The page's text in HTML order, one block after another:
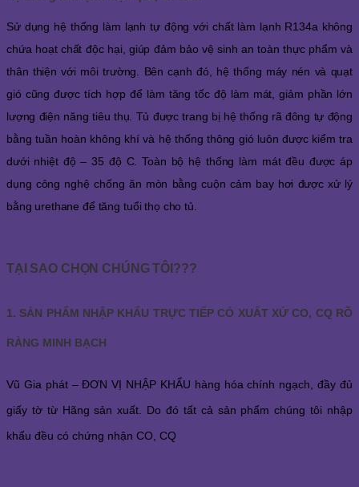
Sử dụng hệ thống làm lạnh tự động với chất làm lạnh R134a không
chứa hoạt chất độc hại, giúp đảm bảo vệ sinh an toàn thực phẩm và
thân thiện với môi trường. Bên cạnh đó, hệ thống máy nén và quạt
gió cũng được tích hợp để làm tăng tốc độ làm mát, giảm phần lớn
lượng điện năng tiêu thụ. Tủ được trang bị hệ thống rã đông tự động
bằng tuần hoàn không khí và hệ thống thông gió luôn được kiểm tra
dưới nhiệt độ – 35 độ C. Toàn bộ hệ thống làm mát đều được áp
dụng công nghệ chống ăn mòn bằng cuộn cảm bay hơi được xử lý
bằng urethane để tăng tuổi thọ cho tủ.
TẠI SAO CHỌN CHÚNG TÔI???
1. SẢN PHẨM NHẬP KHẨU TRỰC TIẾP CÓ XUẤT XỨ CO, CQ RÕ
RÀNG MINH BẠCH
Vũ Gia phát – ĐƠN VỊ NHẬP KHẨU hàng hóa chính ngạch, đầy đủ
giấy tờ từ Hãng sản xuất. Do đó tất cả sản phẩm chúng tôi nhập
khẩu đều có chứng nhận CO, CQ